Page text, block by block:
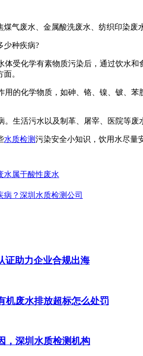
废水、金属酸洗废水、纺织印染废
种疾病?
化学有素物质污染后，通过饮水和
。
化学物质，如砷、铬、镍、铍、苯
活污水以及制革、屠宰、医院等废
水质检测污染安全小知识，饮用水尽量
水属于酸性废水
？深圳水质检测公司
证助力企业合规出海
机废水排放超标怎么处罚
，深圳水质检测机构